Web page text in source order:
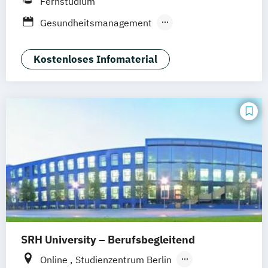
Nürnberg
Gesundheitsmanagement
Sozialmanagement
Kostenloses Infomaterial
SRH University – Berufsbegleitend
Online
Studienzentrum Berlin